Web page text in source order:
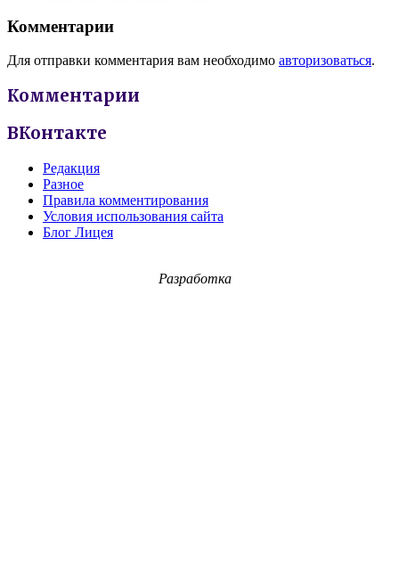
Комментарии
Для отправки комментария вам необходимо авторизоваться.
Комментарии
ВКонтакте
Редакция
Разное
Правила комментирования
Условия использования сайта
Блог Лицея
Разработка